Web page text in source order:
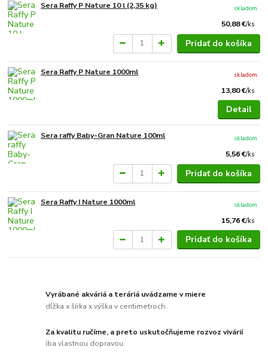
Sera Raffy P Nature 10 l (2,35 kg)
50,88 €/ks
skladom
Pridať do košíka
Sera Raffy P Nature 1000ml
13,80 €/ks
skladom
Detail
Sera raffy Baby-Gran Nature 100ml
5,56 €/ks
skladom
Pridať do košíka
Sera Raffy I Nature 1000ml
15,76 €/ks
skladom
Pridať do košíka
Vyrábané akváriá a teráriá uvádzame v miere
dĺžka x šírka x výška v centimetroch.
Za kvalitu ručíme, a preto uskutočňujeme rozvoz vivárií
iba vlastnou dopravou.